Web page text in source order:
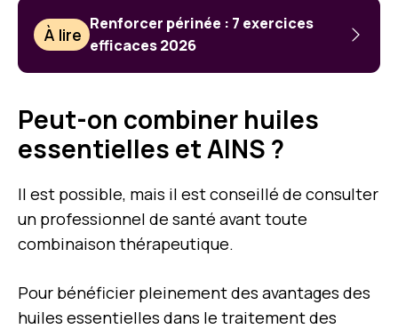
À lire
Renforcer périnée : 7 exercices
efficaces 2026
Peut-on combiner huiles
essentielles et AINS ?
Il est possible, mais il est conseillé de consulter
un professionnel de santé avant toute
combinaison thérapeutique.
Pour bénéficier pleinement des avantages des
huiles essentielles dans le traitement des